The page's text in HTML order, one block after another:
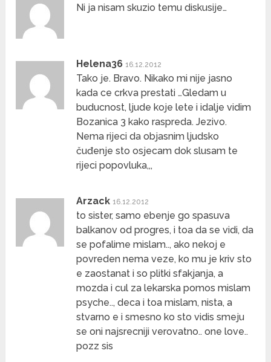
Ni ja nisam skuzio temu diskusije…
Helena36 16.12.2012
Tako je. Bravo. Nikako mi nije jasno
kada ce crkva prestati …Gledam u
buducnost, ljude koje lete i idalje vidim
Bozanica 3 kako raspreda. Jezivo.
Nema rijeci da objasnim ljudsko
čuđenje sto osjecam dok slusam te
rijeci popovluka,,,
Arzack 16.12.2012
to sister, samo ebenje go spasuva
balkanov od progres, i toa da se vidi, da
se pofalime mislam.., ako nekoj e
povreden nema veze, ko mu je kriv sto
e zaostanat i so plitki sfakjanja, a
mozda i cul za lekarska pomos mislam
psyche.., deca i toa mislam, nista, a
stvarno e i smesno ko sto vidis smeju
se oni najsrecniji verovatno.. one love..
pozz sis